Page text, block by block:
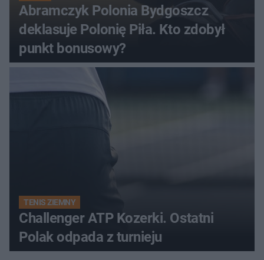
Abramczyk Polonia Bydgoszcz
deklasuje Polonię Piła. Kto zdobył
punkt bonusowy?
TENIS ZIEMNY
Challenger ATP Kozerki. Ostatni
Polak odpada z turnieju